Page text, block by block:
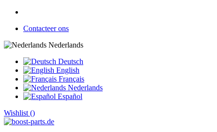
Contacteer ons
Nederlands
Deutsch
English
Français
Nederlands
Español
Wishlist ()